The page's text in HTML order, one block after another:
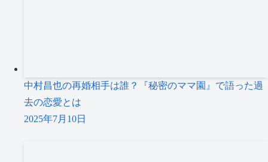
中村昌也の再婚相手は誰？『秘密のママ園』で語った過
去の恋愛とは
2025年7月10日